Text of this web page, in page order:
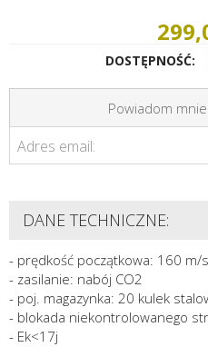
DOSTĘPNOŚĆ:
Powiadom
Adres email:
DANE TECHNICZNE:
- prędkość początkowa: 160 m/s
- zasilanie: nabój CO2
- poj. magazynka: 20 kulek
- blokada niekontrolowanego
- Ek<17j